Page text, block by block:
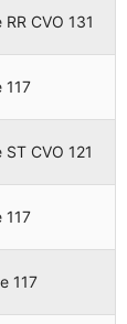
Glide
121
Glide
121
Glide
Glide
Glide
CVO 131
117
ST CVO 121
117
117